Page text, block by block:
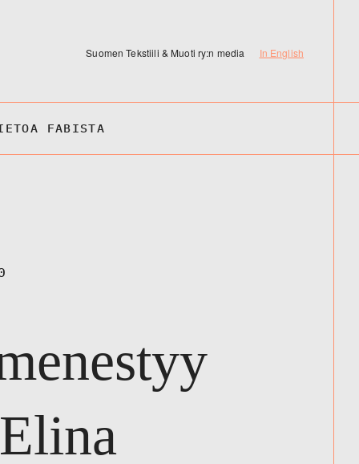
Suomen Tekstiili & Muoti ry:n media In English
FABISTA